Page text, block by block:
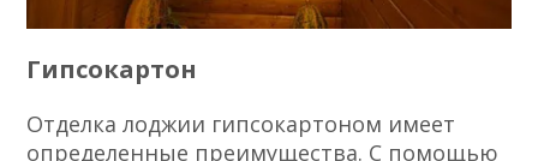
Гипсокартон
Отделка лоджии гипсокартоном имеет
определенные преимущества. С помощью